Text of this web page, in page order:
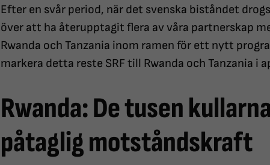
Efter en svår period, när det svenska biståndet
över att ha återupptagit flera av våra partnerskap
Rwanda och Tanzania inom ramen för ett nytt
markera detta reste SRF till Rwanda och Tanzania i
Rwanda: De tusen
påtaglig motståndskraft